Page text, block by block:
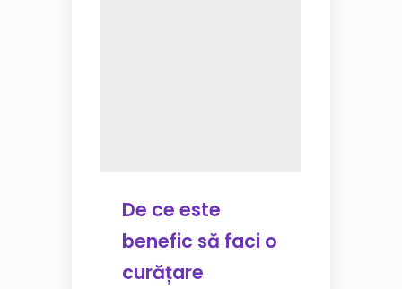
De ce este
benefic să faci o
curățare